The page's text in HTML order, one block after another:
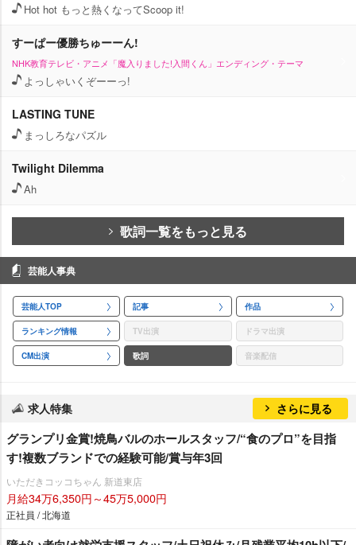
Hot hot もっと熱くなってScoop it!
すーぱー優勝ちゅーーん!
NHK教育テレビ・アニメ「魔入りました!入間くん」エンディング・テーマ
よっしゃいくぞーーっ!
LASTING TUNE
まっしろなパズル
Twilight Dilemma
Ah
歌詞一覧をもっと見る
芸能人事典
芸能人TOP 記事 作品
ランキング情報 TV出演 ドラマ出演
CM出演 歌詞 音楽配信
求人特集 さらに見る
グランプリ金賞!焼鳥バルのホールスタッフ/“食のプロ”を目指
す!複数ブランドでの経験可能/賞与年3回
いただきコッコちゃん 新道東店
月給34万6,350円～45万5,000円
正社員 / 北海道